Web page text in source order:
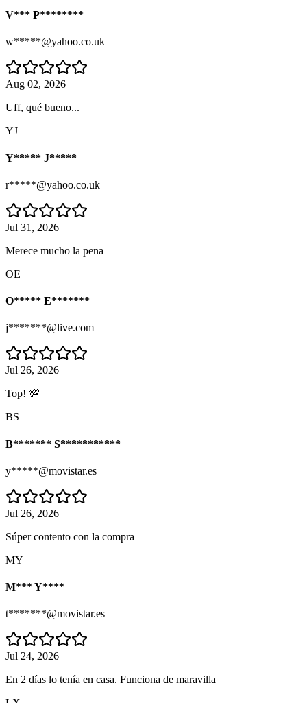
V*** P********
w*****@yahoo.co.uk
Aug 02, 2026
Uff, qué bueno...
YJ
Y***** J*****
r*****@yahoo.co.uk
Jul 31, 2026
Merece mucho la pena
OE
O***** E*******
j*******@live.com
Jul 26, 2026
Top! 💯
BS
B******* S***********
y*****@movistar.es
Jul 26, 2026
Súper contento con la compra
MY
M*** Y****
t*******@movistar.es
Jul 24, 2026
En 2 días lo tenía en casa. Funciona de maravilla